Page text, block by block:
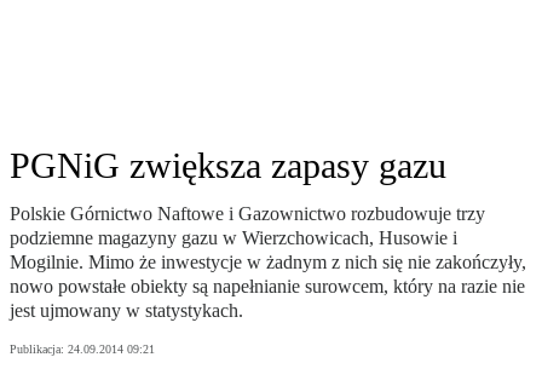
PGNiG zwiększa zapasy gazu
Polskie Górnictwo Naftowe i Gazownictwo rozbudowuje trzy
podziemne magazyny gazu w Wierzchowicach, Husowie i
Mogilnie. Mimo że inwestycje w żadnym z nich się nie zakończyły,
nowo powstałe obiekty są napełnianie surowcem, który na razie nie
jest ujmowany w statystykach.
Publikacja: 24.09.2014 09:21